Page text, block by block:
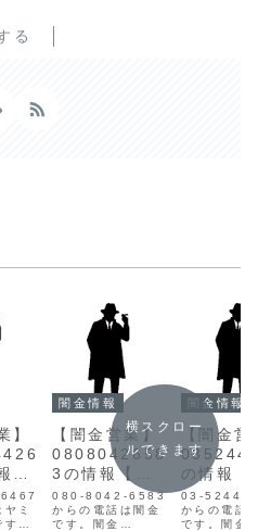
る
】
】
ミ
。
闇金情報
【闇金営業】
0808042658
3の情報【迷
惑電話】
080-8042-6583
からの電話は闇金
です。闇金
闇金情報
【闇金営
の情報【
電話】
03-5244-
からの電話
です。闇金
横スクロー
ルできます